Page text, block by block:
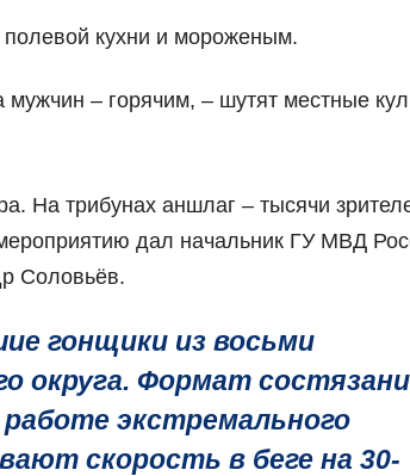
полевой кухни и мороженым.
мужчин – горячим, – шутят местные
На трибунах аншлаг – тысячи
дал начальник ГУ МВД
Соловьёв.
гонщики из восьми
округа. Формат
экстремального
скорость в беге на 30-